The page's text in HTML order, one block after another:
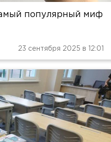
популярный миф
23 сентября 2025 в 12:01